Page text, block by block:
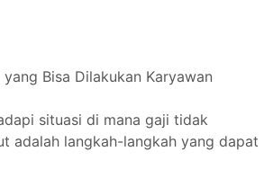
Bisa Dilakukan Karyawan
situasi di mana gaji tidak
adalah langkah-langkah yang dapat